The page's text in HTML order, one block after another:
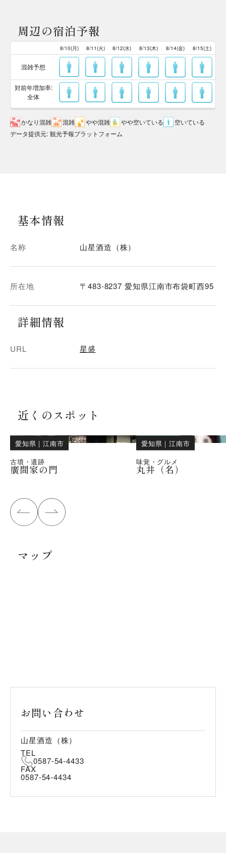
周辺の宿泊予報
8/10(月) 8/11(火) 8/12(水) 8/13(木) 8/14(金) 8/15(土)
混雑予想
対前年増加率:
全体
かなり混雑 混雑 やや混雑 やや空いている
空いている
データ提供元: 観光予報プラットフォーム
基本情報
名称 山星酒造（株）
所在地 〒483-8237 愛知県江南市布袋町西95
詳細情報
URL 星盛
近くのスポット
愛知県 ｜江南市
古墳・遺跡
廣間家の門
愛知県 ｜江南市
味覚・グルメ
丸井（名）
マップ
お問い合わせ
山星酒造（株）
TEL
0587-54-4433
FAX
0587-54-4434